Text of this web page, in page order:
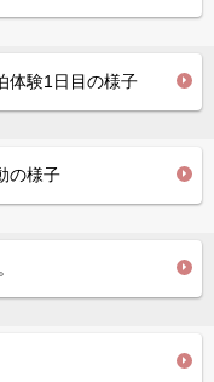
体験1日目の様子
の様子